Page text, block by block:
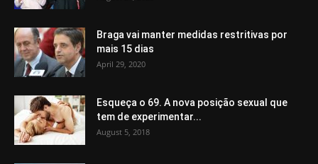
Braga vai manter medidas restritivas por
mais 15 dias
April 29, 2020
Esqueça o 69. A nova posição sexual que
tem de experimentar...
August 5, 2018